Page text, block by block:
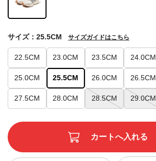
22.5CM 23.0CM 23.5CM 24.0CM
25.0CM 25.5CM 26.0CM 26.5CM
27.5CM 28.0CM 28.5CM 29.0CM
サイズ：25.5CM サイズガイドはこちら